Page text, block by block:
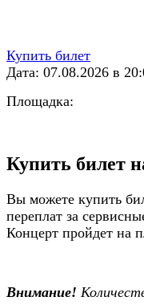
Купить билет
Дата: 07.08.2026 в
Площадка:
Купить билет
Вы можете купить
переплат за
Концерт пройдет на
Внимание!